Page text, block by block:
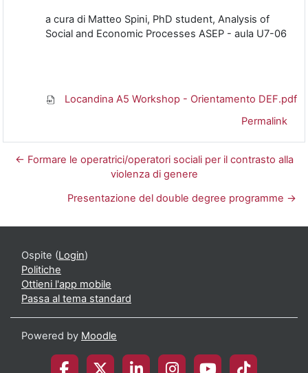
a cura di Matteo Spini, PhD student, Analysis of
Social and Economic Processes ASEP - aula U7-06
Locandina A5 Workshop - Orientamento DEF.pdf
Permalink
← Formare le operatrici/operatori sociali per il contrasto alla
violenza di genere
Presentazione del double degree programme →
Ospite (Login)
Politiche
Ottieni l'app mobile
Passa al tema standard
Powered by Moodle